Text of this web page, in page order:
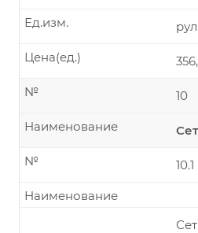
Ед.изм.
Цена(ед.)
10
№
Наименование
10.1
№
Наименование